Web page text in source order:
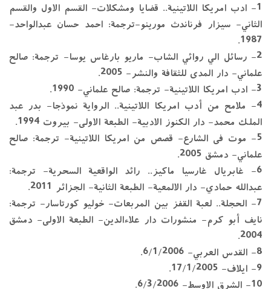
1- ادب امريكا اللاتينية.. قضايا ومشكلات- القسم الاول والقسم
الثاني- سيزار فرناندث مورينو-ترجمة: احمد حسان عبدالواحد-
1987.
2- رسائل الي روائي الشاب- ماريو بارغاس يوسا- ترجمة: صالح
علماني- دار المدى للثقافة والنشر- 2005.
3- ادب امريكا اللاتينية- ترجمة: صالح علماني- 1990.
4- ملامح من أدب امريكا اللاتينية.. الرواية نموذجا- بدر عبد
الملك محمد- دار الكنوز الادبية- الطبعة الاولى- بيروت 1994.
5- موت فی الشارع- قصص من امریکا اللاتینیة- ترجمة: صالح
علماني- دمشق 2005.
6- غابريال غارسيا ماكيز.. رائد الواقعية السحرية- ترجمة:
عبدالله حمادي- دار الالمعية- الطبعة الثانية- الجزائر 2011.
7- الحجلة.. لعبة القفز بين المربعات- خوليو كورتاسار- ترجمة:
نايف أبو كرم- منشورات دار علاءالدين- الطبعة الاولى- دمشق
2004.
8- القدس العربي- 6/1/2006.
9- ايلاف- 17/1/2005.
10- الشرق الاوسط- 6/3/2006.